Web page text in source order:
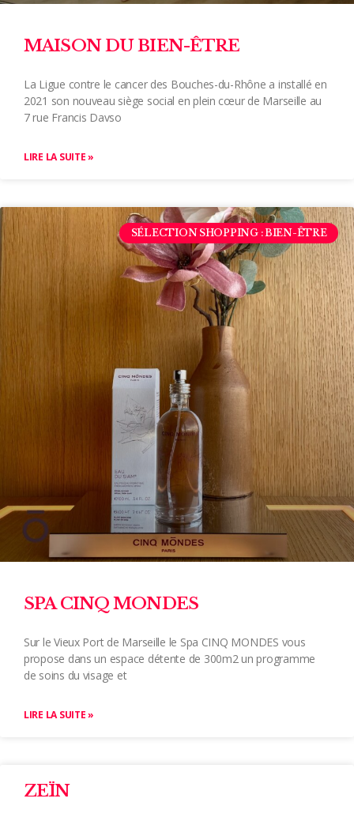
MAISON DU BIEN-ÊTRE
La Ligue contre le cancer des Bouches-du-Rhône a installé en
2021 son nouveau siège social en plein cœur de Marseille au
7 rue Francis Davso
LIRE LA SUITE »
SÉLECTION SHOPPING : BIEN-ÊTRE
SPA CINQ MONDES
Sur le Vieux Port de Marseille le Spa CINQ MONDES vous
propose dans un espace détente de 300m2 un programme
de soins du visage et
LIRE LA SUITE »
ZEÏN